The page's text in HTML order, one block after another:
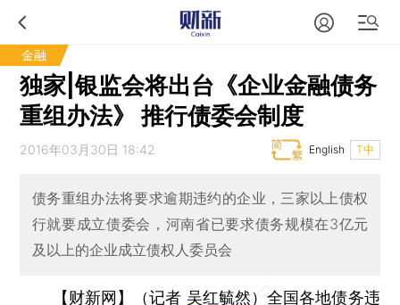
金融
独家|银监会将出台《企业金融债务
重组办法》 推行债委会制度
2016年03月30日 18:42 T中
English
债务重组办法将要求逾期违约的企业，三家以上债权
行就要成立债委会，河南省已要求债务规模在3亿元
及以上的企业成立债权人委员会
【财新网】（记者 吴红毓然）全国各地债务违